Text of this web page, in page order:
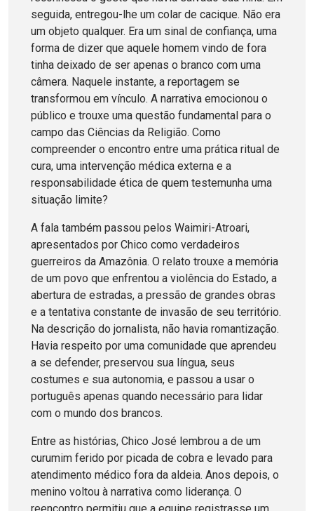
seguida, entregou-lhe um colar de cacique. Não era
um objeto qualquer. Era um sinal de confiança, uma
forma de dizer que aquele homem vindo de fora
tinha deixado de ser apenas o branco com uma
câmera. Naquele instante, a reportagem se
transformou em vínculo. A narrativa emocionou o
público e trouxe uma questão fundamental para o
campo das Ciências da Religião. Como
compreender o encontro entre uma prática ritual de
cura, uma intervenção médica externa e a
responsabilidade ética de quem testemunha uma
situação limite?
A fala também passou pelos Waimiri-Atroari,
apresentados por Chico como verdadeiros
guerreiros da Amazônia. O relato trouxe a memória
de um povo que enfrentou a violência do Estado, a
abertura de estradas, a pressão de grandes obras
e a tentativa constante de invasão de seu território.
Na descrição do jornalista, não havia romantização.
Havia respeito por uma comunidade que aprendeu
a se defender, preservou sua língua, seus
costumes e sua autonomia, e passou a usar o
português apenas quando necessário para lidar
com o mundo dos brancos.
Entre as histórias, Chico José lembrou a de um
curumim ferido por picada de cobra e levado para
atendimento médico fora da aldeia. Anos depois, o
menino voltou à narrativa como liderança. O